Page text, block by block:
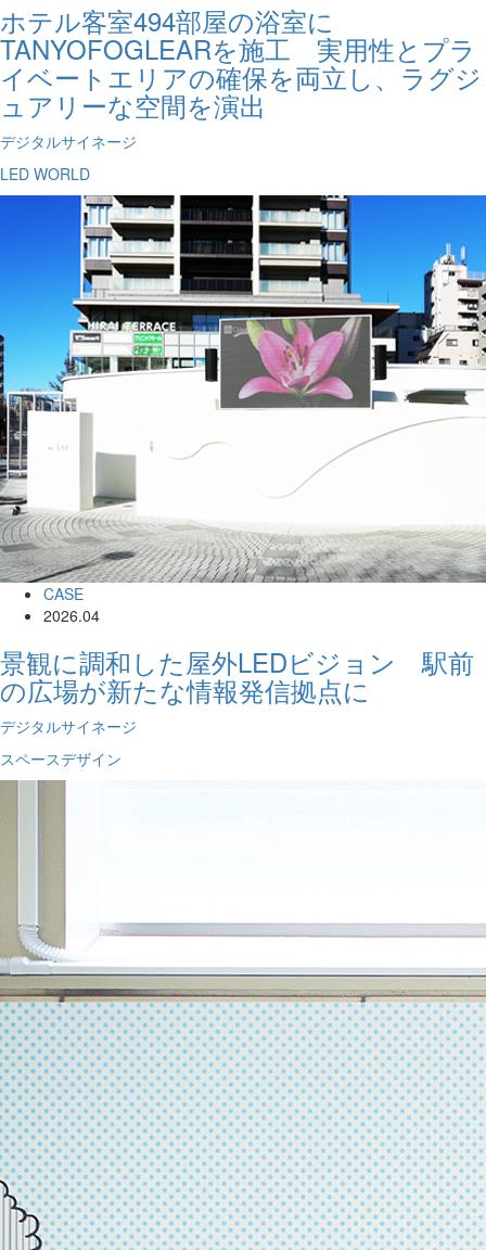
ホテル客室494部屋の浴室に
TANYOFOGLEARを施工 実用性とプラ
イベートエリアの確保を両立し、ラグジ
ュアリーな空間を演出
デジタルサイネージ
LED WORLD
CASE
2026.04
景観に調和した屋外LEDビジョン 駅前
の広場が新たな情報発信拠点に
デジタルサイネージ
スペースデザイン